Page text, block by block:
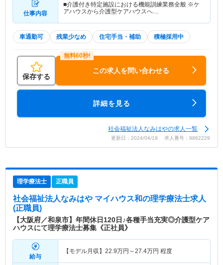
仕事内容
■介護付き特定施設における機能訓練業務全般 ※ケ
アハウスから介護型ケアハウスへ…
車通勤可 残業少なめ 住宅手当・補助 積極採用中
保存する
この求人を問い合わせる
詳細を見る
社会福祉法人なみはやの求人一覧
更新日：2024/04/19 求人番号：9862229
理学療法士 正職員
社会福祉法人なみはや マイハウス和の理学療法士求人
(正職員)
【大阪府／和泉市】年間休日120日♪各種手当充実◎介護型ケア
ハウスにて理学療法士募集《正社員》
給与
【モデル月収】 22.9万円～27.4万円 程度